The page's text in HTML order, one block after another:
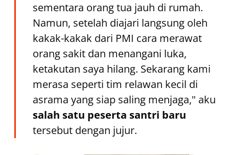
sementara orang tua jauh di rumah.
Namun, setelah diajari langsung oleh
kakak-kakak dari PMI cara merawat
orang sakit dan menangani luka,
ketakutan saya hilang. Sekarang kami
merasa seperti tim relawan kecil di
asrama yang siap saling menjaga," aku
salah satu peserta santri baru
tersebut dengan jujur.